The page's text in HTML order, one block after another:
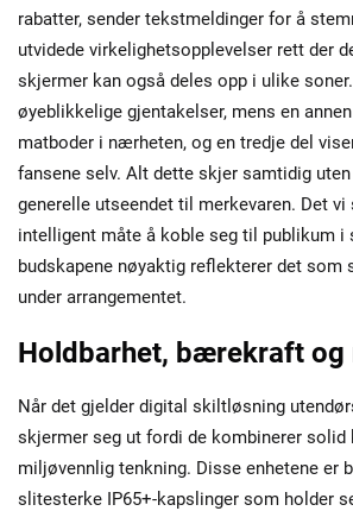
rabatter, sender tekstmeldinger for å
utvidede virkelighetsopplevelser rett der
skjermer kan også deles opp i ulike
øyeblikkelige gjentakelser, mens en
matboder i nærheten, og en tredje del
fansene selv. Alt dette skjer samtidig
generelle utseendet til merkevaren. Det vi
intelligent måte å koble seg til publikum i
budskapene nøyaktig reflekterer det som
under arrangementet.
Holdbarhet, bærekraft og
Når det gjelder digital skiltløsning
skjermer seg ut fordi de kombinerer
miljøvennlig tenkning. Disse enhetene er
slitesterke IP65+-kapslinger som holder